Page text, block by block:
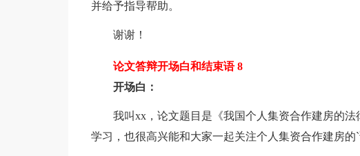
并给予指导帮助。
谢谢！
论文答辩开场白和结束语 8
开场白：
我叫xx，论文题目是《我国个人集资合作建房的法
学习，也很高兴能和大家一起关注个人集资合作建房的`